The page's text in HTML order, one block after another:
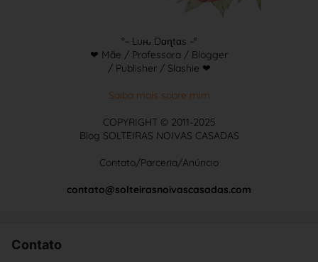
°~ Luԋ Dɑɳtɑs ~°
❤ Mãe / Professora / Blogger
/ Publisher / Slashie ❤
Saiba mais sobre mim
COPYRIGHT © 2011-2025
Blog SOLTEIRAS NOIVAS CASADAS
Contato/Parceria/Anúncio
contato@solteirasnoivascasadas.com
Contato